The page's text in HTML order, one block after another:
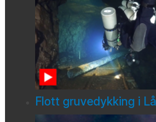
Flott gruvedykking i